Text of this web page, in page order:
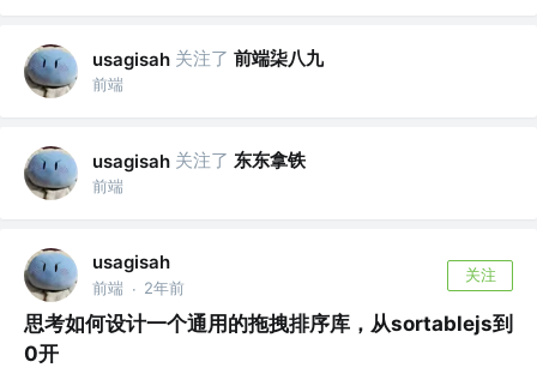
usagisah 关注了 前端柒八九
前端
usagisah 关注了 东东拿铁
前端
usagisah
前端 · 2年前
关注
思考如何设计一个通用的拖拽排序库，从sortablejs到
0开